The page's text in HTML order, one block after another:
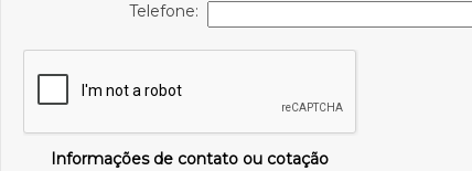
Telefone:
Informações de contato ou cotação